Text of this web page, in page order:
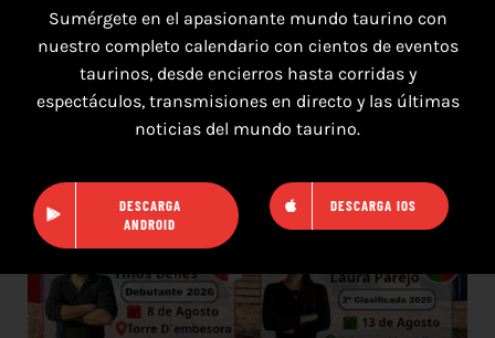
Sumérgete en el apasionante mundo taurino con
nuestro completo calendario con cientos de eventos
taurinos, desde encierros hasta corridas y
espectáculos, transmisiones en directo y las últimas
noticias del mundo taurino.
DESCARGA
ANDROID
DESCARGA IOS